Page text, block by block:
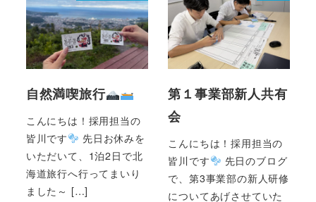
自然満喫旅行
こんにちは！採用担当の
皆川です
先日お休みを
いただいて、1泊2日で北
海道旅行へ行ってまいり
ました～ […]
第１事業部新人共有
会
こんにちは！採用担当の
皆川です
先日のブログ
で、第3事業部の新人研修
についてあげさせていた